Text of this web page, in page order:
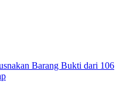
Barang Bukti dari 106